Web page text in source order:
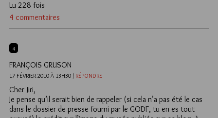
4 commentaires
Lu 228 fois
4
FRANÇOIS GRUSON
17 FÉVRIER 2010 À 13H30 / RÉPONDRE
Cher Jiri,
Je pense qu’il serait bien de rappeler (si cela n’a pas été le cas
dans le dossier de presse fourni par le GODF, tu en es tout